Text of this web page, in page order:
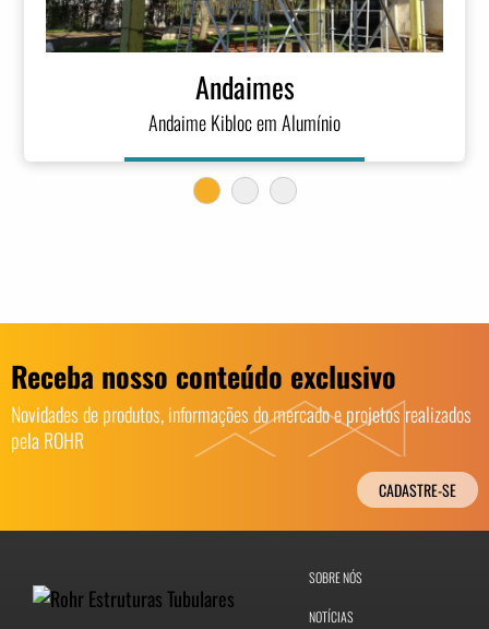
Andaimes
Andaime Kibloc em Alumínio
Receba nosso conteúdo exclusivo
Novidades de produtos, informações do mercado e projetos realizados
pela ROHR
CADASTRE-SE
SOBRE NÓS
NOTÍCIAS